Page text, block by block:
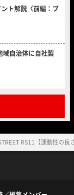
ト解説〈前編：ブ
域自治体に自社製
RS11【運動性の